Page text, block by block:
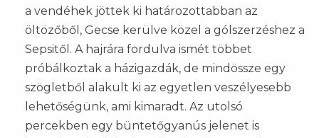
a vendéhek jöttek ki határozottabban az
öltözőből, Gecse kerülve közel a gólszerzéshez a
Sepsitől. A hajrára fordulva ismét többet
próbálkoztak a házigazdák, de mindössze egy
szögletből alakult ki az egyetlen veszélyesebb
lehetőségünk, ami kimaradt. Az utolsó
percekben egy büntetőgyanús jelenet is